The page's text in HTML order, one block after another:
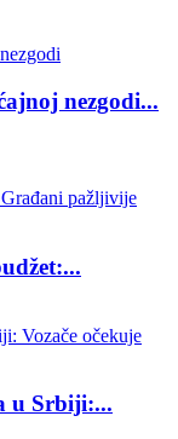
nezgodi...
u Srbiji:...